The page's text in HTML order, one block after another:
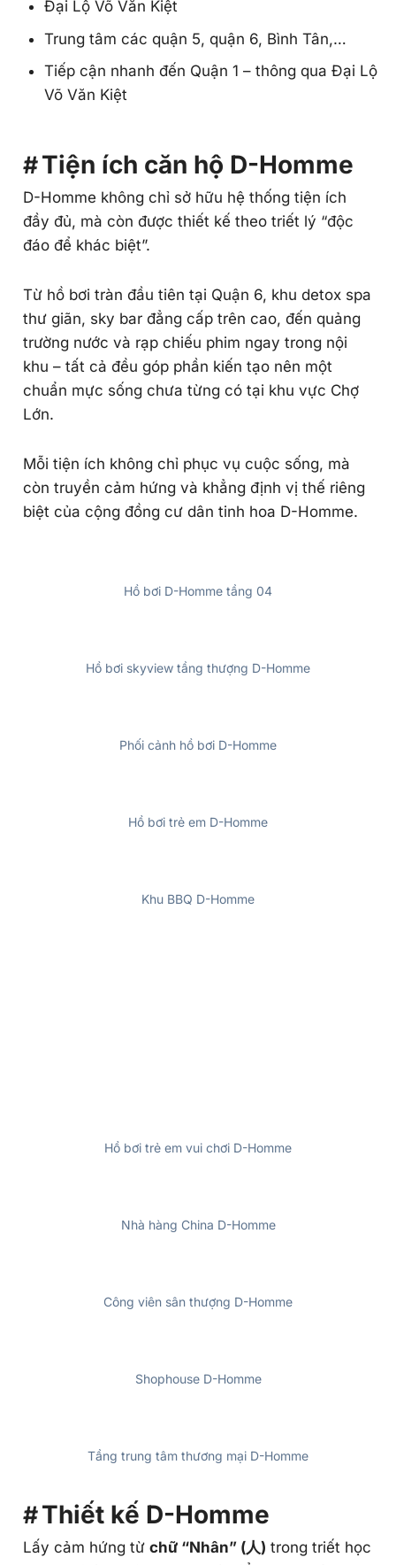
Đại Lộ Võ Văn Kiệt
Trung tâm các quận 5, quận 6, Bình Tân,…
Tiếp cận nhanh đến Quận 1 – thông qua Đại Lộ
Võ Văn Kiệt
Tiện ích căn hộ D-Homme
D-Homme không chỉ sở hữu hệ thống tiện ích
đầy đủ, mà còn được thiết kế theo triết lý “độc
đáo để khác biệt”.
Từ hồ bơi tràn đầu tiên tại Quận 6, khu detox spa
thư giãn, sky bar đẳng cấp trên cao, đến quảng
trường nước và rạp chiếu phim ngay trong nội
khu – tất cả đều góp phần kiến tạo nên một
chuẩn mực sống chưa từng có tại khu vực Chợ
Lớn.
Mỗi tiện ích không chỉ phục vụ cuộc sống, mà
còn truyền cảm hứng và khẳng định vị thế riêng
biệt của cộng đồng cư dân tinh hoa D-Homme.
Hồ bơi D-Homme tầng 04
Hồ bơi skyview tầng thượng D-Homme
Phối cảnh hồ bơi D-Homme
Hồ bơi trẻ em D-Homme
Khu BBQ D-Homme
Lấy cảm hứng từchữ “Nhân” (人)
trời và không gian sống.
Cùng tham khảo chi tiết thiết kế căn hộ D-
Homme: